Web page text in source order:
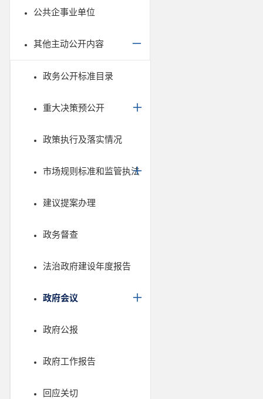
公共企事业单位
其他主动公开内容
政务公开标准目录
重大决策预公开
政策执行及落实情况
市场规则标准和监管执法
建议提案办理
政务督查
法治政府建设年度报告
政府会议
政府公报
政府工作报告
回应关切